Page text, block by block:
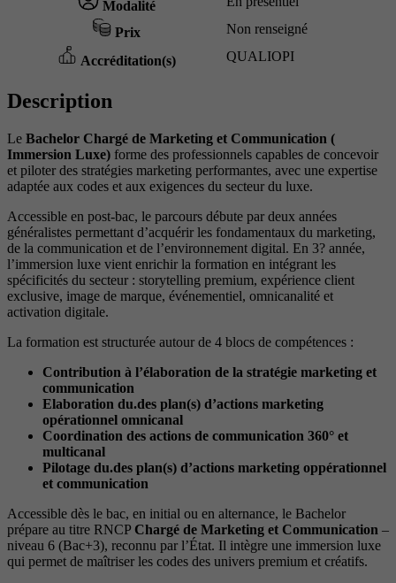
Modalité
Prix Non renseigné
Accréditation(s) QUALIOPI
Description
Le Bachelor Chargé de Marketing et Communication (
Immersion Luxe) forme des professionnels capables de concevoir
et piloter des stratégies marketing performantes, avec une expertise
adaptée aux codes et aux exigences du secteur du luxe.
Accessible en post-bac, le parcours débute par deux années
généralistes permettant d’acquérir les fondamentaux du marketing,
de la communication et de l’environnement digital. En 3? année,
l’immersion luxe vient enrichir la formation en intégrant les
spécificités du secteur : storytelling premium, expérience client
exclusive, image de marque, événementiel, omnicanalité et
activation digitale.
La formation est structurée autour de 4 blocs de compétences :
Contribution à l’élaboration de la stratégie marketing et
communication
Elaboration du.des plan(s) d’actions marketing
opérationnel omnicanal
Coordination des actions de communication 360° et
multicanal
Pilotage du.des plan(s) d’actions marketing oppérationnel
et communication
Accessible dès le bac, en initial ou en alternance, le Bachelor
prépare au titre RNCP Chargé de Marketing et Communication –
niveau 6 (Bac+3), reconnu par l’État. Il intègre une immersion luxe
qui permet de maîtriser les codes des univers premium et créatifs.